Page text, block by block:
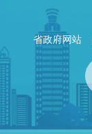
省政府网站